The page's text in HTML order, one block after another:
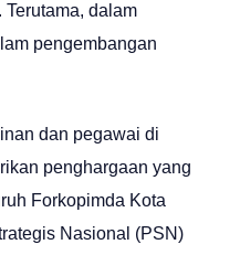
dalam
pengembangan
dan pegawai di
penghargaan yang
Forkopimda Kota
Nasional (PSN)